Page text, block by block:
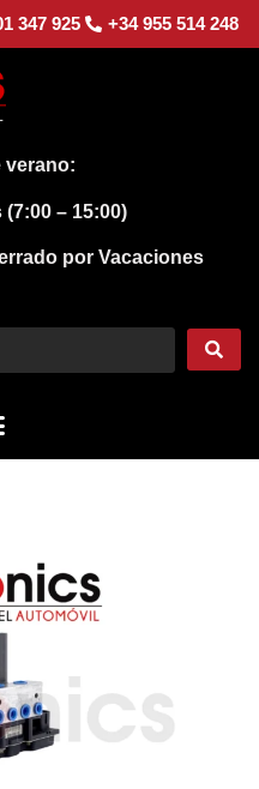
347 925 +34 955 514 248
verano:
– 15:00)
por Vacaciones